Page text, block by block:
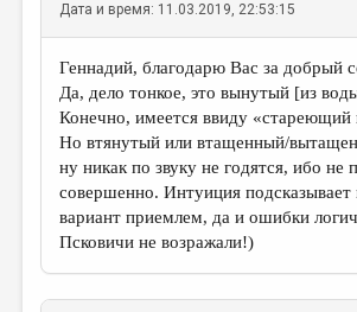
Дата и время: 11.03.2019, 22:53:15
Геннадий, благодарю Вас за добрый
Да, дело тонкое, это вынутый [из
Конечно, имеется ввиду «стареющий
Но втянутый или втащенный/
ну никак по звуку не годятся, ибо не
совершенно. Интуиция подсказывает
вариант приемлем, да и ошибки
Псковичи не возражали!)